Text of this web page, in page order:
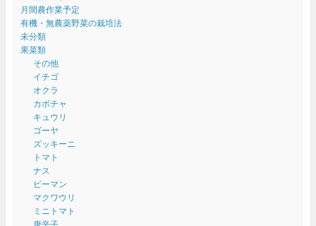
月間農作業予定
有機・無農薬野菜の栽培法
未分類
果菜類
その他
イチゴ
オクラ
カボチャ
キュウリ
ゴーヤ
ズッキーニ
トマト
ナス
ピーマン
マクワウリ
ミニトマト